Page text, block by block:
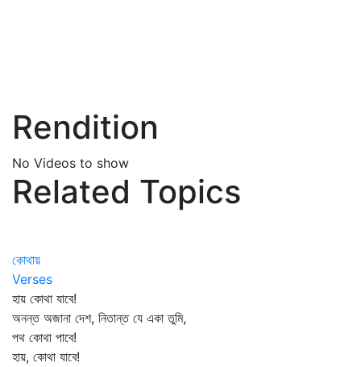
Rendition
No Videos to show
Related Topics
কোথায়
Verses
হায় কোথা যাবে!
অনন্ত অজানা দেশ, নিতান্ত যে একা তুমি,
পথ কোথা পাবে!
হায়, কোথা যাবে!